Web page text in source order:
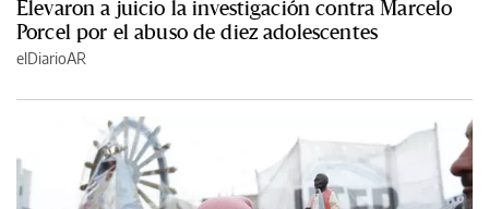
Elevaron a juicio la investigación contra Marcelo
Porcel por el abuso de diez adolescentes
elDiarioAR